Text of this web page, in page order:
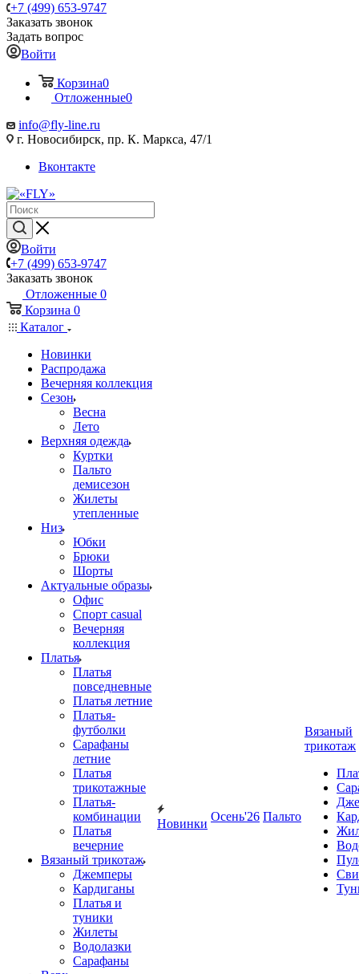
+7 (499) 653-9747
Заказать звонок
Задать вопрос
Войти
Корзина0
Отложенные0
info@fly-line.ru
г. Новосибирск, пр. К. Маркса, 47/1
Вконтакте
Войти
+7 (499) 653-9747
Заказать звонок
Отложенные 0
Корзина 0
Каталог
Новинки
Распродажа
Вечерняя коллекция
Сезон
Весна
Лето
Верхняя одежда
Куртки
Пальто
демисезон
Жилеты
утепленные
Низ
Юбки
Брюки
Шорты
Актуальные образы
Офис
Спорт casual
Вечерняя
коллекция
Платья
Платья
повседневные
Платья летние
Платья-
футболки
Сарафаны
летние
Платья
трикотажные
Платья-
комбинации
Платья
вечерние
Вязаный трикотаж
Джемперы
Кардиганы
Платья и
туники
Жилеты
Водолазки
Сарафаны
Новинки
Осень'26 Пальто
Вязаный
трикотаж